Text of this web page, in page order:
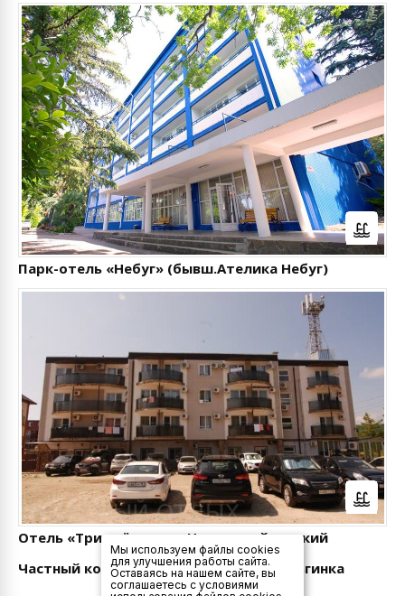
Парк-отель «Небуг» (бывш.Ателика Небуг)
Отель «Три звёзды» п. Новомихайловский
Частный коттедж "Солнечный, пос.Ольгинка
Мы используем файлы cookies
для улучшения работы сайта.
Оставаясь на нашем сайте, вы
соглашаетесь с условиями